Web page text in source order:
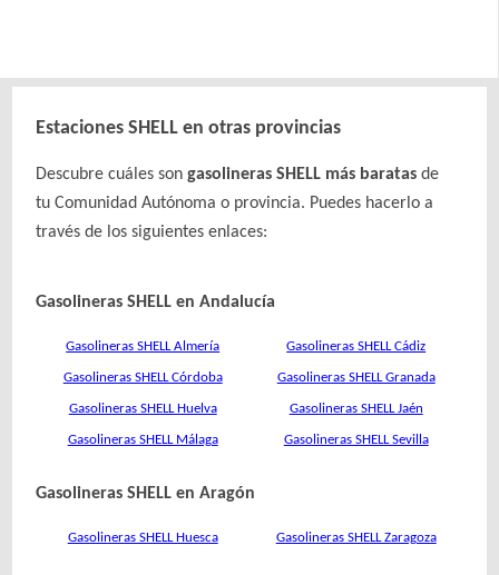
Estaciones SHELL en otras provincias
Descubre cuáles songasolineras SHELL más baratas de
tu Comunidad Autónoma o provincia. Puedes hacerlo a
través de los siguientes enlaces:
Gasolineras SHELL en Andalucía
Gasolineras SHELL Almería Gasolineras SHELL Cádiz
Gasolineras SHELL Córdoba Gasolineras SHELL Granada
Gasolineras SHELL Huelva Gasolineras SHELL Jaén
Gasolineras SHELL Málaga Gasolineras SHELL Sevilla
Gasolineras SHELL en Aragón
Gasolineras SHELL Huesca Gasolineras SHELL Zaragoza